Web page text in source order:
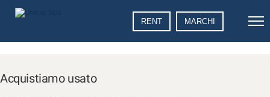
RENT MARCHI
Acquistiamo usato
preferenze